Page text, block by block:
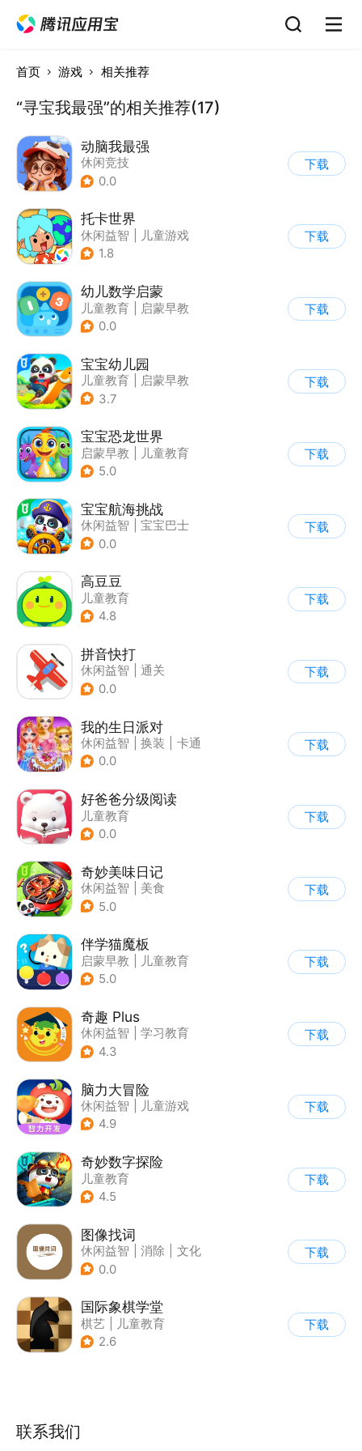
首页 游戏 相关推荐
“寻宝我最强”的相关推荐(17)
动脑我最强
休闲竞技
0.0
下载
托卡世界
休闲益智
儿童游戏
1.8
下载
幼儿数学启蒙
儿童教育
启蒙早教
0.0
下载
宝宝幼儿园
儿童教育
启蒙早教
3.7
下载
宝宝恐龙世界
启蒙早教
儿童教育
5.0
下载
宝宝航海挑战
休闲益智
宝宝巴士
| 学习教育
0.0
下载
高豆豆
儿童教育
4.8
下载
拼音快打
休闲益智
通关
| 学习教育
0.0
下载
我的生日派对
休闲益智 换装
卡通
0.0
下载
好爸爸分级阅读
儿童教育
0.0
下载
奇妙美味日记
休闲益智
美食
| 宝宝巴士
5.0
下载
伴学猫魔板
启蒙早教
儿童教育
5.0
下载
奇趣 Plus
休闲益智
学习教育
| 儿童游戏
4.3
下载
脑力大冒险
休闲益智
儿童游戏
| 卡通
4.9
下载
奇妙数字探险
儿童教育
| 儿童益智游戏
4.5
下载
图像找词
休闲益智 消除
文化
| 清新
0.0
下载
国际象棋学堂
棋艺
儿童教育
2.6
下载
联系我们